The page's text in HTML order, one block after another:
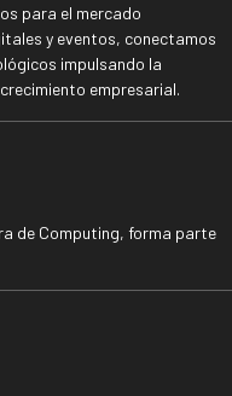
para el mercado
y eventos, conectamos
impulsando la
empresarial.
de Computing, forma parte